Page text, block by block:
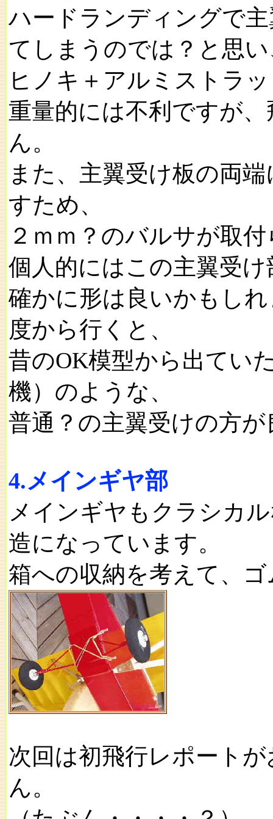
ハードランディングで
てしまうのでは？と思
ヒノキ＋アルミストラ
重量的には不利ですが
ん。
また、主翼受け板の両
すため、
２ｍｍ？のバルサが取
個人的にはこの主翼受
確かに形は良いかもし
度から行くと、
昔のOK模型から出てい
機）のような、
普通？の主翼受けの方
4.メインギヤ部
メインギヤもクラシカ
造になっています。
箱への収納を考えて、
次回は初飛行レポート
ん。